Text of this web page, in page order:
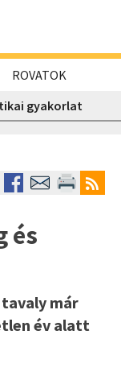
ROVATOK
gyakorlat
és
már
év alatt